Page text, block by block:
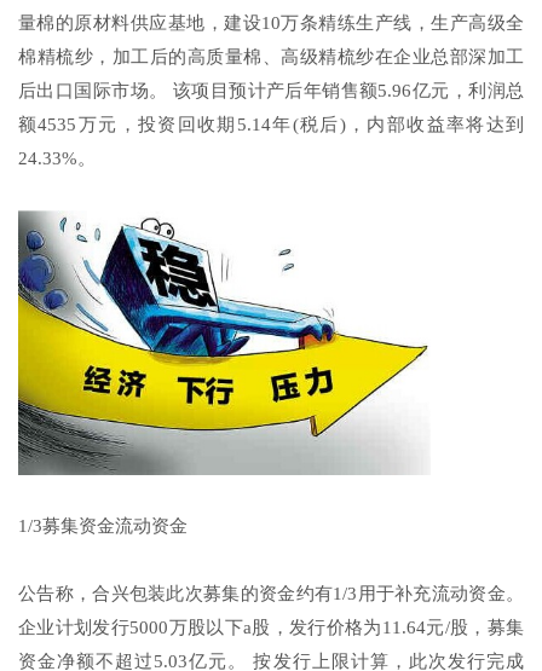
量棉的原材料供应基地，建设10万条精练生产线，生产高级全
棉精梳纱，加工后的高质量棉、高级精梳纱在企业总部深加工
后出口国际市场。 该项目预计产后年销售额5.96亿元，利润总
额4535万元，投资回收期5.14年(税后)，内部收益率将达到
24.33%。
1/3募集资金流动资金
公告称，合兴包装此次募集的资金约有1/3用于补充流动资金。
企业计划发行5000万股以下a股，发行价格为11.64元/股，募集
资金净额不超过5.03亿元。 按发行上限计算，此次发行完成